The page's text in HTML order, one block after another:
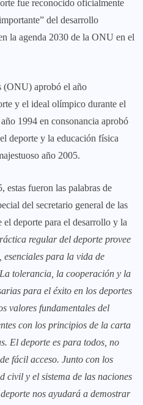
fue reconocido oficialmente
del desarrollo
la agenda 2030 de la ONU en el
(ONU) aprobó el año
y el ideal olímpico durante el
1994 en consonancia aprobó
deporte y la educación física
año 2005.
estas fueron las palabras de
del secretario general de las
el deporte para el desarrollo y la
regular del deporte provee
esenciales para la vida de
tolerancia, la cooperación y la
para el éxito en los deportes
valores fundamentales del
con los principios de la carta
El deporte es para todos, no
fácil acceso. Junto con los
civil y el sistema de las naciones
nos ayudará a demostrar